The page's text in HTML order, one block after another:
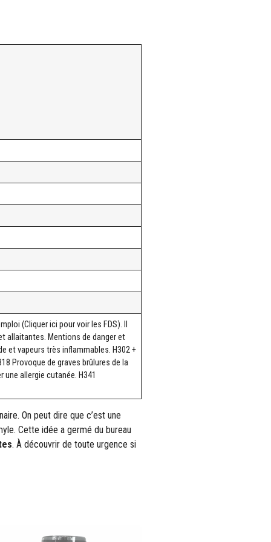
(Cliquer ici pour voir les FDS). Il
allaitantes. Mentions de danger et
et vapeurs très inflammables. H302 +
Provoque de graves brûlures de la
une allergie cutanée. H341
On peut dire que c’est une
Cette idée a germé du bureau
. À découvrir de toute urgence si